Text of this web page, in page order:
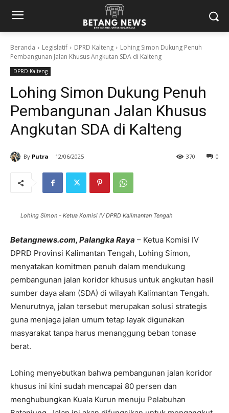
Beranda Legislatif DPRD Kalteng
Lohing Simon Dukung Penuh
Pembangunan Jalan Khusus Angkutan SDA di Kalteng
DPRD Kalteng
Lohing Simon Dukung Penuh
Pembangunan Jalan Khusus
Angkutan SDA di Kalteng
By Putra 12/06/2025 0
370
Lohing Simon - Ketua Komisi IV DPRD Kalimantan Tengah
Betangnews.com, Palangka Raya – Ketua Komisi IV
DPRD Provinsi Kalimantan Tengah, Lohing Simon,
menyatakan komitmen penuh dalam mendukung
pembangunan jalan koridor khusus untuk angkutan hasil
sumber daya alam (SDA) di wilayah Kalimantan Tengah.
Menurutnya, jalan tersebut merupakan solusi strategis
guna menjaga jalan umum tetap layak digunakan
masyarakat tanpa harus menanggung beban tonase
berat.
Lohing menyebutkan bahwa pembangunan jalan koridor
khusus ini kini sudah mencapai 80 persen dan
menghubungkan Kuala Kurun menuju Pelabuhan